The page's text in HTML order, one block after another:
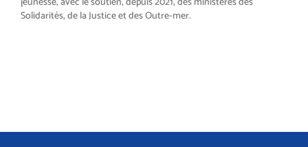
Solidarités, de la Justice et des Outre-mer.